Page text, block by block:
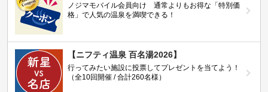
ノジマモバイル会員向け 通常よりもお得な「特別価
格」で人気の温泉を満喫できる！
【ニフティ温泉 百名湯2026】
行ってみたい施設に投票してプレゼントを当てよう！
（全10回開催 / 合計260名様）